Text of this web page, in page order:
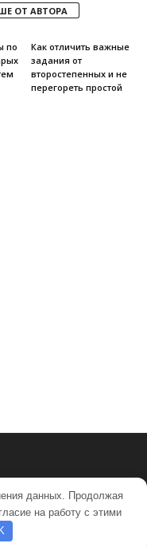
ОТ АВТОРА
по
Как отличить важные
задания от
второстепенных и не
перегореть простой
corp.
данных. Продолжая
на работу с этими